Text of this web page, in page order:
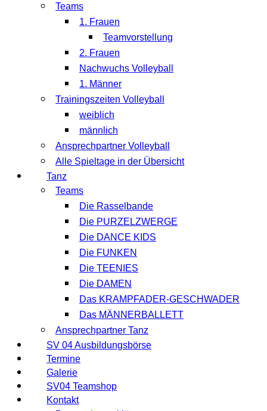
Teams
1. Frauen
Teamvorstellung
2. Frauen
Nachwuchs Volleyball
1. Männer
Trainingszeiten Volleyball
weiblich
männlich
Ansprechpartner Volleyball
Alle Spieltage in der Übersicht
Tanz
Teams
Die Rasselbande
Die PURZELZWERGE
Die DANCE KIDS
Die FUNKEN
Die TEENIES
Die DAMEN
Das KRAMPFADER-GESCHWADER
Das MÄNNERBALLETT
Ansprechpartner Tanz
SV 04 Ausbildungsbörse
Termine
Galerie
SV04 Teamshop
Kontakt